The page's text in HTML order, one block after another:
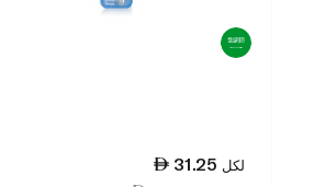
31.25 لكل